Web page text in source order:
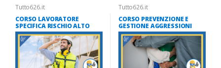
Tutto626.it
CORSO LAVORATORE
SPECIFICA RISCHIO ALTO
Tutto626.it
CORSO PREVENZIONE E
GESTIONE AGGRESSIONI